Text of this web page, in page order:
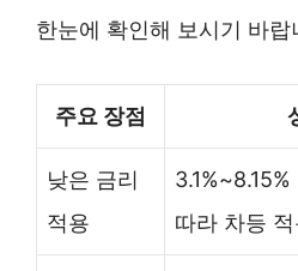
한눈에 확인해 보시기 바랍
주요 장점
낮은 금리
적용
따라 차등